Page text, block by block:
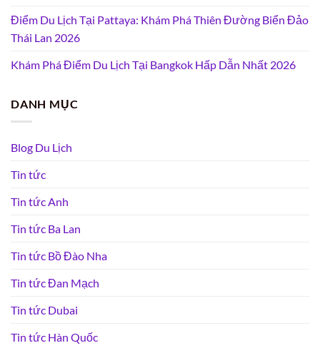
Điểm Du Lịch Tại Pattaya: Khám Phá Thiên Đường Biển Đảo
Thái Lan 2026
Khám Phá Điểm Du Lịch Tại Bangkok Hấp Dẫn Nhất 2026
DANH MỤC
Blog Du Lịch
Tin tức
Tin tức Anh
Tin tức Ba Lan
Tin tức Bồ Đào Nha
Tin tức Đan Mạch
Tin tức Dubai
Tin tức Hàn Quốc